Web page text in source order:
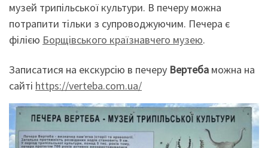
музей трипільської культури. В печеру можна
потрапити тільки з супроводжуючим. Печера є
філією Борщівського країзнавчего музею.
Записатися на екскурсію в печеру Вертеба можна на
сайті https://verteba.com.ua/